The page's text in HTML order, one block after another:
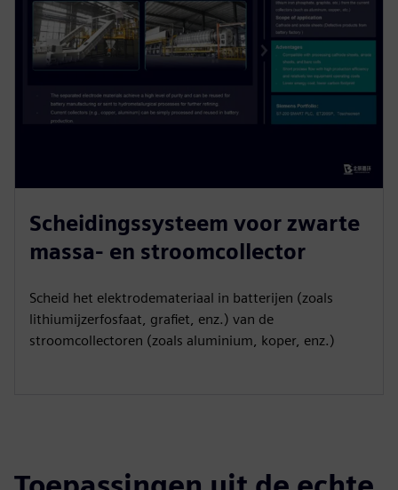
Scheidingssysteem voor zwarte
massa- en stroomcollector
Scheid het elektrodemateriaal in batterijen (zoals
lithiumijzerfosfaat, grafiet, enz.) van de
stroomcollectoren (zoals aluminium, koper, enz.)